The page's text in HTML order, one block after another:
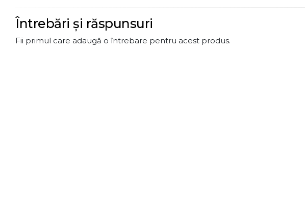
Întrebări și răspunsuri
Fii primul care adaugă o întrebare pentru acest produs.